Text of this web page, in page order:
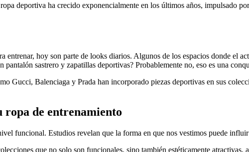
deportiva ha crecido exponencialmente en los últimos años, impulsado
entrenar, hoy son parte de looks diarios. Algunos de los espacios donde el
sastrero y zapatillas deportivas? Probablemente no, eso es una
Gucci, Balenciaga y Prada han incorporado piezas deportivas en sus
de entrenamiento
funcional. Estudios revelan que la forma en que nos vestimos puede
que no solo son funcionales, sino también estéticamente